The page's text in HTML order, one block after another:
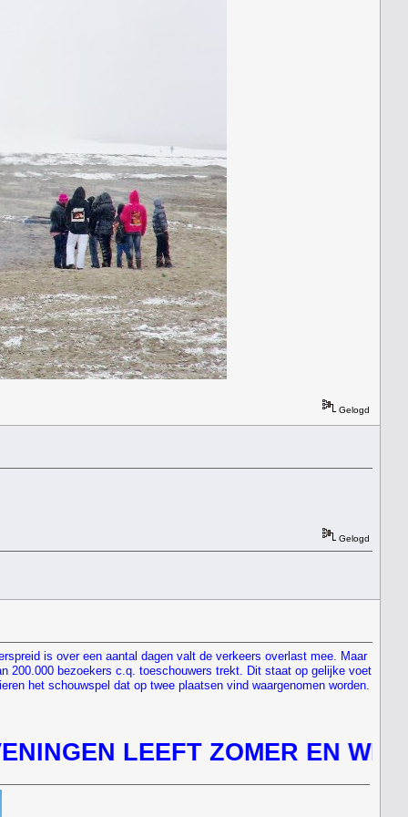
Gelogd
Gelogd
is over een aantal dagen valt de verkeers overlast mee. Maar
200.000 bezoekers c.q. toeschouwers trekt. Dit staat op gelijke voet
het schouwspel dat op twee plaatsen vind waargenomen worden.
LEEFT ZOMER EN WINTER "